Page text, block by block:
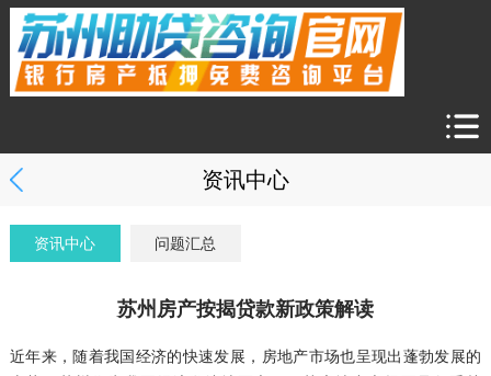
资讯中心
资讯中心 问题汇总
苏州房产按揭贷款新政策解读
近年来，随着我国经济的快速发展，房地产市场也呈现出蓬勃发展的